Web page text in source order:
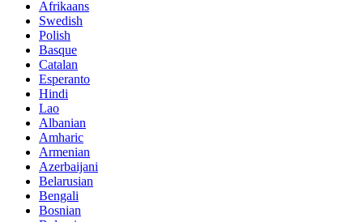
Afrikaans
Swedish
Polish
Basque
Catalan
Esperanto
Hindi
Lao
Albanian
Amharic
Armenian
Azerbaijani
Belarusian
Bengali
Bosnian